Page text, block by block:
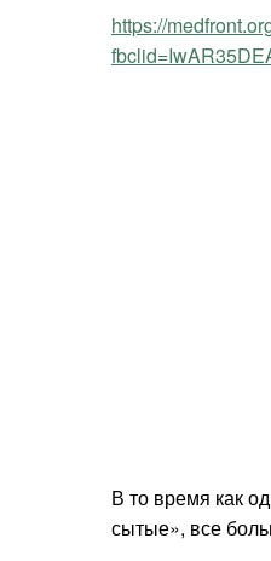
https://
В то время как
сытые», все